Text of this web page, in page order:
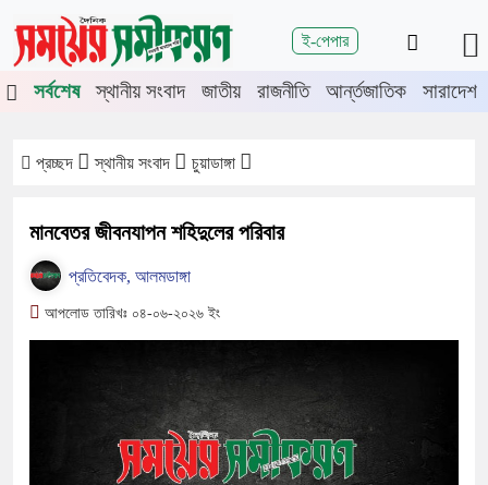
ই-পেপার
শিরোনাম
মেহেরপুরে জামায়াতের গণমিছিল
চুয়াডাঙ্গায় সওজের
সর্বশেষ
স্থানীয় সংবাদ জাতীয় রাজনীতি আর্ন্তজাতিক সারাদেশ
প্রচ্ছদ স্থানীয় সংবাদ চুয়াডাঙ্গা
মানবেতর জীবনযাপন শহিদুলের পরিবার
প্রতিবেদক, আলমডাঙ্গা
আপলোড তারিখঃ ০৪-০৬-২০২৬ ইং